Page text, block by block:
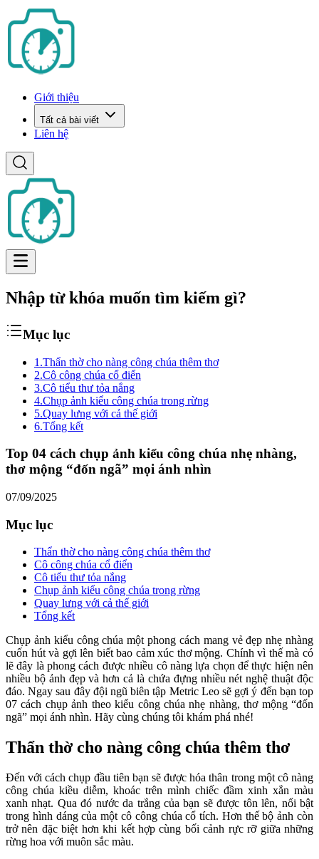
Giới thiệu
Tất cả bài viết
Liên hệ
Nhập từ khóa muốn tìm kiếm gì?
Mục lục
1.Thẩn thờ cho nàng công chúa thêm thơ
2.Cô công chúa cổ điển
3.Cô tiểu thư tỏa nắng
4.Chụp ảnh kiểu công chúa trong rừng
5.Quay lưng với cả thế giới
6.Tổng kết
Top 04 cách chụp ảnh kiểu công chúa nhẹ nhàng,
thơ mộng “đốn ngã” mọi ánh nhìn
07/09/2025
Mục lục
Thẩn thờ cho nàng công chúa thêm thơ
Cô công chúa cổ điển
Cô tiểu thư tỏa nắng
Chụp ảnh kiểu công chúa trong rừng
Quay lưng với cả thế giới
Tổng kết
Chụp ảnh kiểu công chúa một phong cách mang vẻ đẹp nhẹ nhàng
cuốn hút và gợi lên biết bao cảm xúc thơ mộng. Chính vì thế mà có
lẽ đây là phong cách được nhiều cô nàng lựa chọn để thực hiện nên
nhiều bộ ảnh đẹp và hơn cả là chứa đựng nhiều nét nghệ thuật độc
đáo. Ngay sau đây đội ngũ biên tập Metric Leo sẽ gợi ý đến bạn top
07 cách chụp ảnh theo kiểu công chúa nhẹ nhàng, thơ mộng “đốn
ngã” mọi ánh nhìn. Hãy cùng chúng tôi khám phá nhé!
Thẩn thờ cho nàng công chúa thêm thơ
Đến với cách chụp đầu tiên bạn sẽ được hóa thân trong một cô nàng
công chúa kiều diễm, khoác trên mình chiếc đầm xinh xắn màu
xanh nhạt. Qua đó nước da trắng của bạn sẽ được tôn lên, nổi bật
trong hình dáng của một cô công chúa cổ tích. Hơn thế bộ ảnh còn
trở nên đặc biệt hơn khi kết hợp cùng bối cảnh rực rỡ giữa những
rừng hoa với muôn sắc màu.